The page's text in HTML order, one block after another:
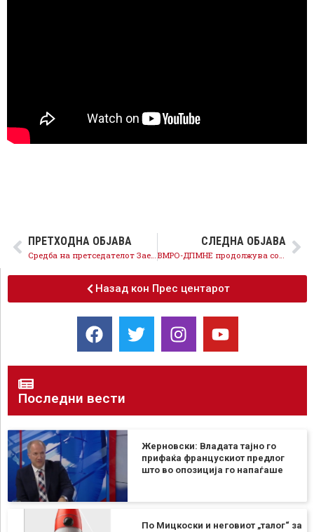
ПРЕТХОДНА ОБЈАВА
Средба на претседателот Заев со партијата на Социјалдемократите во Словенија: Продолжува добрата соработка во интерес на граѓаните
СЛЕДНА ОБЈАВА
ВМРО-ДПМНЕ продолжува со политиките на поделби и изолација, Законот за употреба за јазици е во согласност со Уставот
Назад кон Прес центарот
Последни вести
Жерновски: Владата тајно го
прифаќа францускиот предлог
што во опозиција го напаѓаше
По Мицкоски и неговиот „талог“ за